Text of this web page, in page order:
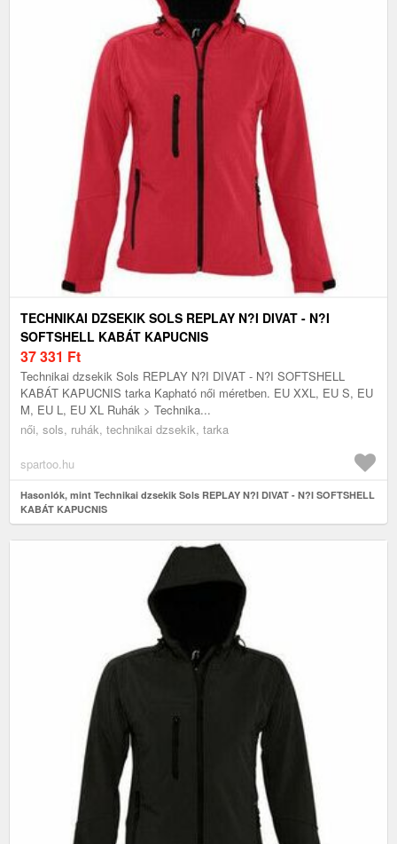
TECHNIKAI DZSEKIK SOLS REPLAY N?I DIVAT - N?I
SOFTSHELL KABÁT KAPUCNIS
37 331 Ft
Technikai dzsekik Sols REPLAY N?I DIVAT - N?I SOFTSHELL
KABÁT KAPUCNIS tarka Kapható női méretben. EU XXL, EU S, EU
M, EU L, EU XL Ruhák > Technika...
női, sols, ruhák, technikai dzsekik, tarka
spartoo.hu
Hasonlók, mint Technikai dzsekik Sols REPLAY N?I DIVAT - N?I SOFTSHELL
KABÁT KAPUCNIS